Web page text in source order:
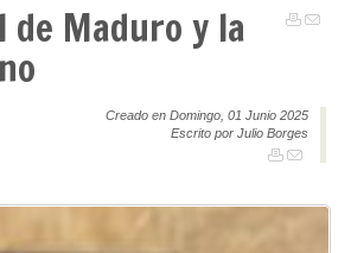
de Maduro y la
Creado en Domingo, 01 Junio 2025
Escrito por Julio Borges